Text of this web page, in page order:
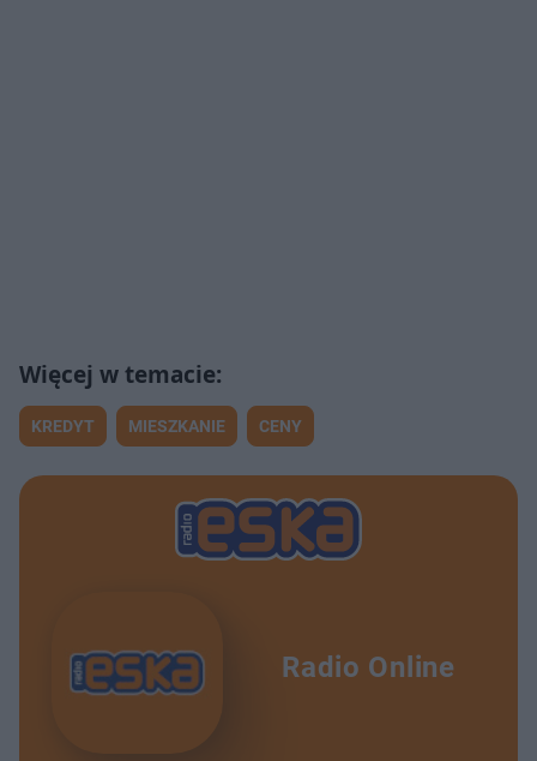
KREDYT MIESZKANIE CENY
Radio Online